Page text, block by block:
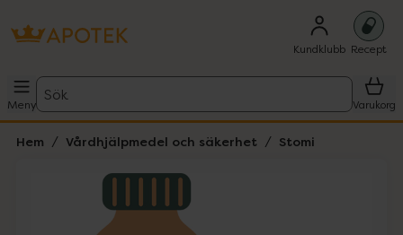
Kundklubb Recept
Meny
Sök
Varukorg
Hem Vårdhjälpmedel och säkerhet Stomi
Lista: . Innehåller 1 objekt.